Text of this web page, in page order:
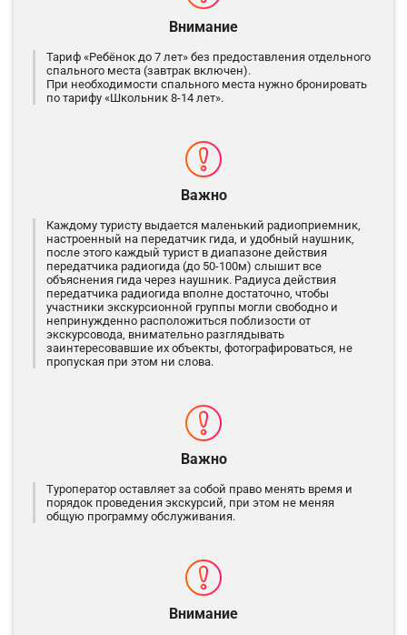
Внимание
Тариф «Ребёнок до 7 лет» без предоставления отдельного
спального места (завтрак включен).
При необходимости спального места нужно бронировать
по тарифу «Школьник 8-14 лет».
Важно
Каждому туристу выдается маленький радиоприемник,
настроенный на передатчик гида, и удобный наушник,
после этого каждый турист в диапазоне действия
передатчика радиогида (до 50-100м) слышит все
объяснения гида через наушник. Радиуса действия
передатчика радиогида вполне достаточно, чтобы
участники экскурсионной группы могли свободно и
непринужденно расположиться поблизости от
экскурсовода, внимательно разглядывать
заинтересовавшие их объекты, фотографироваться, не
пропуская при этом ни слова.
Важно
Туроператор оставляет за собой право менять время и
порядок проведения экскурсий, при этом не меняя
общую программу обслуживания.
Внимание